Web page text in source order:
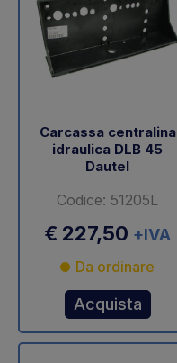
Carcassa centralina
idraulica DLB 45
Dautel
Codice: 51205L
€ 227,50 +IVA
Da ordinare
Acquista